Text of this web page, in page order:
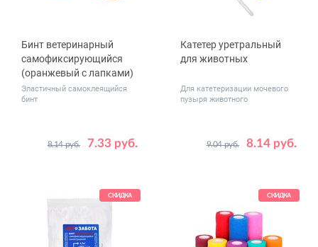
Бинт ветеринарный
самофиксирующийся
(оранжевый с лапками)
Эластичный самоклеящийся
бинт
7.33 руб.
8.14 руб.
Размер 5 см x 4.5 м
Катетер уретральный
для животных
Для катетеризации мочевого
пузыря животного
8.14 руб.
9.04 руб.
Размер
1 x 135 мм (белый)
2.8 x 300 мм (синий)
СКИДКА СКИДКА